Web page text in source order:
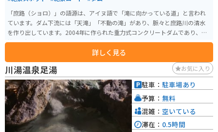
「庶路（ショロ）」の語源は、アイヌ語で「滝に向かっている道」と言われ
ています。ダム下流には「天滝」「不動の滝」があり、脈々と庶路川の清水
を作り出しています。2004年に作られた重力式コンクリートダムであり、白
糠町の観光スポットです。特に秋は紅葉が綺麗です。
詳しく見る
川湯温泉足湯 お気に入り
駐車： 駐車場あり
予算： 無料
混雑： 空いている
滞在： 0.5時間